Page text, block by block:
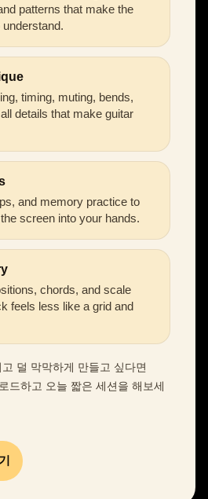
patterns that make the
timing, muting, bends,
details that make guitar
and memory practice to
screen into your hands.
chords, and scale
feels less like a grid and
덜 막막하게 만들고 싶다면
드하고 오늘 짧은 세션을 해보세